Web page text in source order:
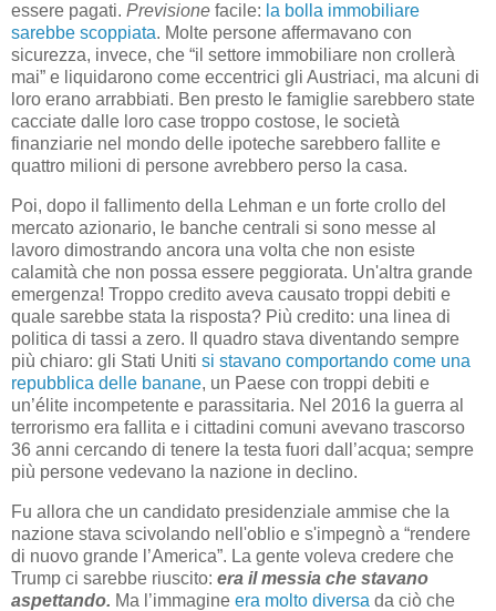
essere pagati. Previsione facile: la bolla immobiliare
sarebbe scoppiata. Molte persone affermavano con
sicurezza, invece, che “il settore immobiliare non crollerà
mai” e liquidarono come eccentrici gli Austriaci, ma alcuni di
loro erano arrabbiati. Ben presto le famiglie sarebbero state
cacciate dalle loro case troppo costose, le società
finanziarie nel mondo delle ipoteche sarebbero fallite e
quattro milioni di persone avrebbero perso la casa.
Poi, dopo il fallimento della Lehman e un forte crollo del
mercato azionario, le banche centrali si sono messe al
lavoro dimostrando ancora una volta che non esiste
calamità che non possa essere peggiorata. Un'altra grande
emergenza! Troppo credito aveva causato troppi debiti e
quale sarebbe stata la risposta? Più credito: una linea di
politica di tassi a zero. Il quadro stava diventando sempre
più chiaro: gli Stati Uniti si stavano comportando come una
repubblica delle banane, un Paese con troppi debiti e
un’élite incompetente e parassitaria. Nel 2016 la guerra al
terrorismo era fallita e i cittadini comuni avevano trascorso
36 anni cercando di tenere la testa fuori dall’acqua; sempre
più persone vedevano la nazione in declino.
Fu allora che un candidato presidenziale ammise che la
nazione stava scivolando nell'oblio e s'impegnò a “rendere
di nuovo grande l’America”. La gente voleva credere che
Trump ci sarebbe riuscito: era il messia che stavano
aspettando. Ma l’immagine era molto diversa da ciò che